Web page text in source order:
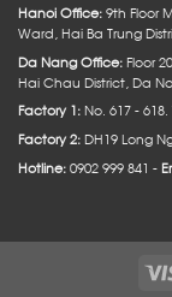
Hanoi Office:9th Floor
Ward, Hai Ba Trung
Da Nang Office:Floor
Hai Chau District, Da
Factory 1:No. 617 -
Factory 2:DH19 Long
Hotline:0902 999 841 -